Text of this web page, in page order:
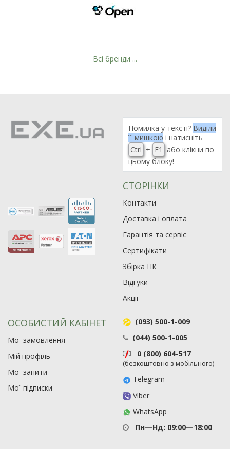
974
Всі бренди ...
Помилка у тексті? Виділи
її мишкою і натисніть
Ctrl + F1
або клікни по
цьому блоку!
СТОРІНКИ
Контакти
Доставка і оплата
Гарантія та сервіс
Сертифікати
Збірка ПК
Відгуки
Акції
ОСОБИСТИЙ КАБІНЕТ
Мої замовлення
Мій профіль
Мої запити
Мої підписки
(093) 500-1-009
(044) 500-1-005
0 (800) 604-517
(безкоштовно з мобільного)
Telegram
Viber
WhatsApp
Пн—Нд: 09:00—18:00